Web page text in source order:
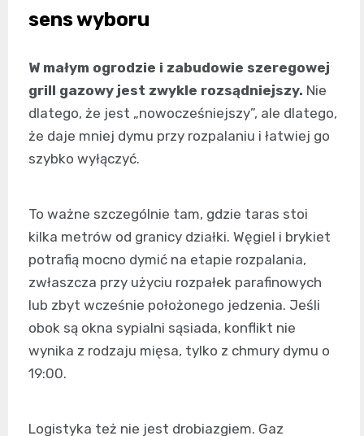
sens wyboru
W małym ogrodzie i zabudowie szeregowej
grill gazowy jest zwykle rozsądniejszy. Nie
dlatego, że jest „nowocześniejszy”, ale dlatego,
że daje mniej dymu przy rozpalaniu i łatwiej go
szybko wyłączyć.
To ważne szczególnie tam, gdzie taras stoi
kilka metrów od granicy działki. Węgiel i brykiet
potrafią mocno dymić na etapie rozpalania,
zwłaszcza przy użyciu rozpałek parafinowych
lub zbyt wcześnie położonego jedzenia. Jeśli
obok są okna sypialni sąsiada, konflikt nie
wynika z rodzaju mięsa, tylko z chmury dymu o
19:00.
Logistyka też nie jest drobiazgiem. Gaz